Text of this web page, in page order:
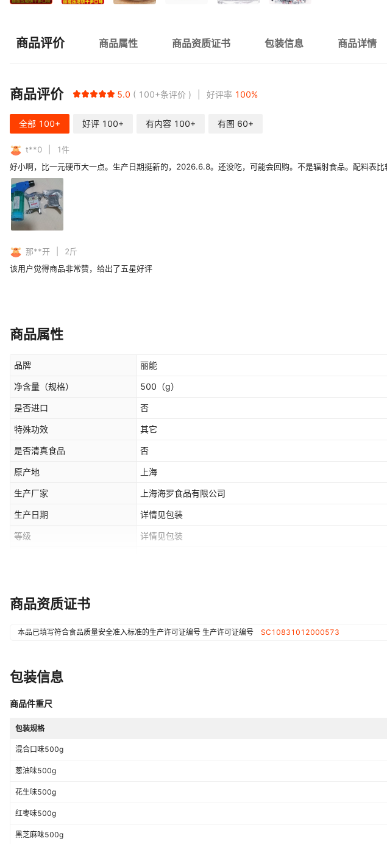
商品评价 商品属性 商品资质证书 包装信息 商品详情
商品评价 5.0 100+条评价 好评率 100%
全部 100+ 好评 100+ 有内容 100+ 有图 60+
t**0 1件
好小啊，比一元硬币大一点。生产日期挺新的，2026.6.8。还没吃，可能会回购。不是辐射食品。配料表比
那**开 2斤
该用户觉得商品非常赞，给出了五星好评
商品属性
品牌 丽能
净含量（规格） 500 （g）
是否进口 否
特殊功效 其它
是否清真食品 否
原产地 上海
生产厂家 上海海罗食品有限公司
生产日期 详情见包装
等级 详情见包装
制作工艺
包装形式 真空包装
商品资质证书
本品已填写符合食品质量安全准入标准的生产许可证编号 生产许可证编号 SC10831012000573
包装信息
商品件重尺
包装规格
混合口味500g
葱油味500g
花生味500g
红枣味500g
黑芝麻味500g